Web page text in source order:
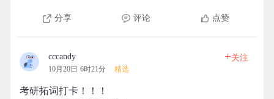
分享 评论 点赞
cccandy
10月20日 6时21分 精选
+关注
考研拓词打卡！！！